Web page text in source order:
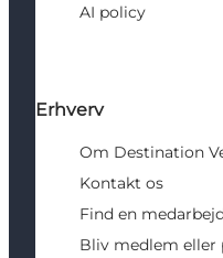
AI policy
Erhverv
Om Destination
Kontakt os
Find en
Bliv medlem eller